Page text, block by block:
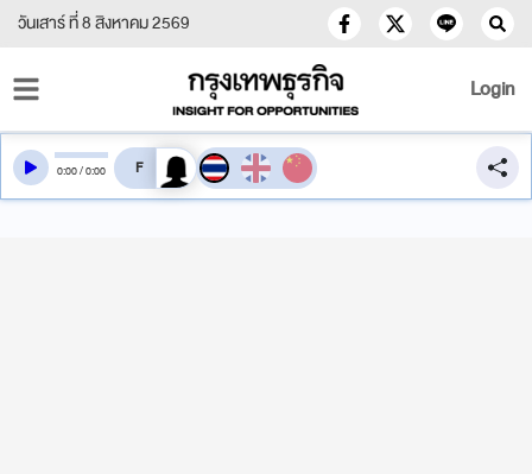
วันเสาร์ ที่ 8 สิงหาคม 2569
Login
0:00/0:00 สลับเสียงอ่าน